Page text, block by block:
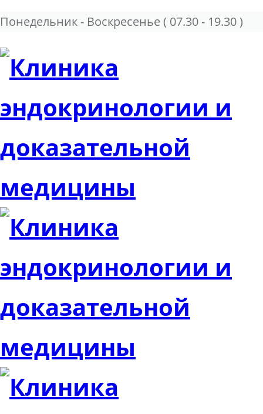
Понедельник - Воскресенье( 07.30 - 19.30 )